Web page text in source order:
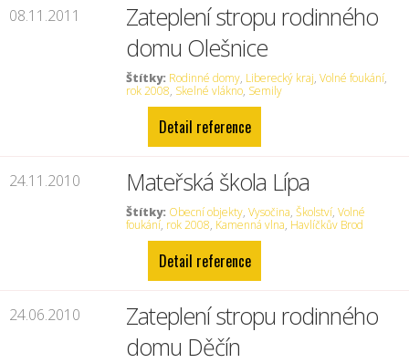
08.11.2011
Zateplení stropu rodinného
domu Olešnice
Štítky: Rodinné domy, Liberecký kraj,Volné foukání,
rok 2008, Skelné vlákno, Semily
Detail reference
24.11.2010 Mateřská škola Lípa
Štítky: Obecní objekty,Vysočina,Školství,Volné
foukání, rok 2008, Kamenná vlna, Havlíčkův Brod
Detail reference
24.06.2010
Zateplení stropu rodinného
domu Děčín